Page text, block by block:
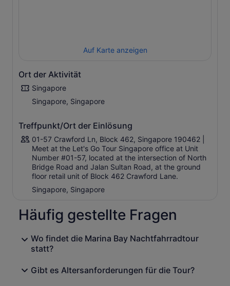
Größe durch die wunderschön beleuchtete Bucht von
sich für Gruppen und Alleinreisende, die Singapur bei
Große Auswahl an Fahrrädern: 28” Hybrid, 24” Petite,
20” City Bike
lizenzierte lokale Reiseleiter einsetzt
Auf Karte anzeigen
Ort der Aktivität
Singapore
Singapore, Singapore
Treffpunkt/Ort der Einlösung
01-57 Crawford Ln, Block 462, Singapore 190462 |
Meet at the Let's Go Tour Singapore office at Unit
Number #01-57, located at the intersection of North
Bridge Road and Jalan Sultan Road, at the ground
floor retail unit of Block 462 Crawford Lane.
Singapore, Singapore
Häufig gestellte Fragen
Wo findet die Marina Bay Nachtfahrradtour
statt?
Gibt es Altersanforderungen für die Tour?